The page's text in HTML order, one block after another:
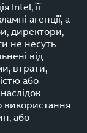
Intel, її
агенції, а
директори,
не несуть
від
втрати,
або
використання
або